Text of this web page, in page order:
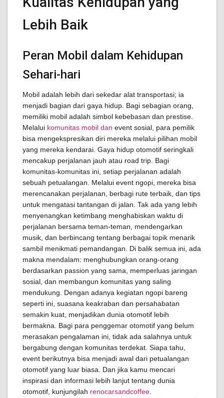
Lebih Baik
Peran Mobil dalam Kehidupan
Sehari-hari
Mobil adalah lebih dari sekedar alat transportasi; ia
menjadi bagian dari gaya hidup. Bagi sebagian orang,
memiliki mobil adalah simbol kebebasan dan prestise.
Melalui komunitas mobil dan event sosial, para pemilik
bisa mengekspresikan diri mereka melalui pilihan mobil
yang mereka kendarai. Gaya hidup otomotif seringkali
mencakup perjalanan jauh atau road trip. Bagi
komunitas-komunitas ini, setiap perjalanan adalah
sebuah petualangan. Melalui event ngopi, mereka bisa
merencanakan perjalanan, berbagi rute terbaik, dan tips
untuk mengatasi tantangan di jalan. Tak ada yang lebih
menyenangkan ketimbang menghabiskan waktu di
perjalanan bersama teman-teman, mendengarkan
musik, dan berbincang tentang berbagai topik menarik
sambil menikmati pemandangan. Di balik semua ini, ada
makna mendalam: menghubungkan orang-orang
berdasarkan passion yang sama, memperluas jaringan
sosial, dan membangun komunitas yang saling
mendukung. Dengan adanya kegiatan ngopi bareng
seperti ini, suasana keakraban dan persahabatan
semakin kuat, menjadikan dunia otomotif lebih
bermakna. Bagi para penggemar otomotif yang belum
merasakan pengalaman ini, tidak ada salahnya untuk
bergabung dengan komunitas terdekat. Siapa tahu,
event berikutnya bisa menjadi awal dari petualangan
otomotif yang luar biasa. Dan jika kamu mencari
inspirasi dan informasi lebih lanjut tentang dunia
otomotif, kunjungilah renocarsandcoffee